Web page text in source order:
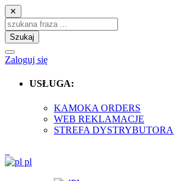
✕
Szukaj
Zaloguj się
USŁUGA:
KAMOKA ORDERS
WEB REKLAMACJE
STREFA DYSTRYBUTORA
pl